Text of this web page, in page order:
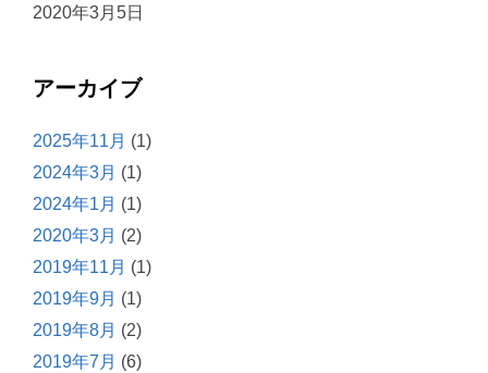
2020年3月5日
アーカイブ
2025年11月 (1)
2024年3月 (1)
2024年1月 (1)
2020年3月 (2)
2019年11月 (1)
2019年9月 (1)
2019年8月 (2)
2019年7月 (6)